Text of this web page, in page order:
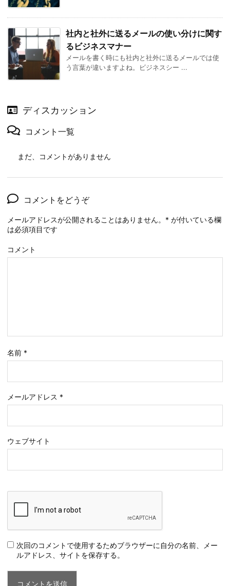
社内と社外に送るメールの使い分けに関す
るビジネスマナー
メールを書く時にも社内と社外に送るメールでは使
う言葉が違いますよね。ビジネスシー ...
ディスカッション
コメント一覧
まだ、コメントがありません
コメントをどうぞ
メールアドレスが公開されることはありません。 * が付いている欄
は必須項目です
コメント
名前 *
メールアドレス *
ウェブサイト
次回のコメントで使用するためブラウザーに自分の名前、メー
ルアドレス、サイトを保存する。